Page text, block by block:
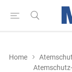
Home